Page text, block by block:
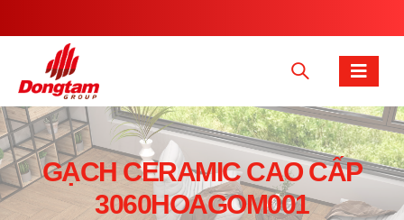
GẠCH CERAMIC CAO CẤP
3060HOAGOM001